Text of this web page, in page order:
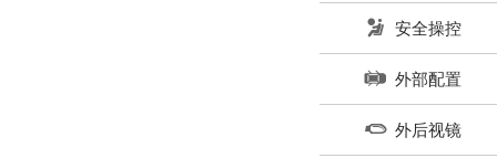
安全操控
外部配置
外后视镜